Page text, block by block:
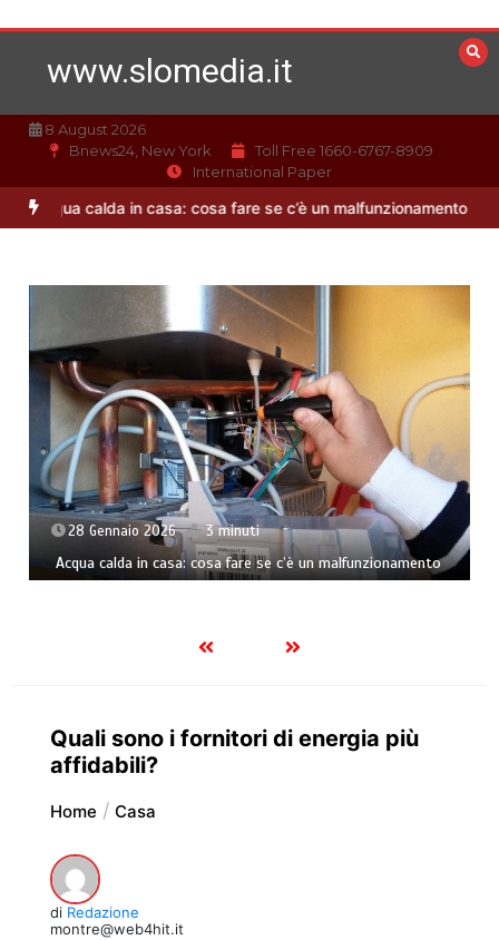
al
contenutowww.slomedia.it
8 August 2026
Bnews24, New York
Toll Free 1660-6767-8909
International Paper
calda in casa: cosa fare se c’è un malfunzionamento Offerte
28 Gennaio 2026 3 minuti
Acqua calda in casa: cosa fare se c’è un malfunzionamento
Quali sono i fornitori di energia più
affidabili?
Home Casa
di Redazione
montre@web4hit.it